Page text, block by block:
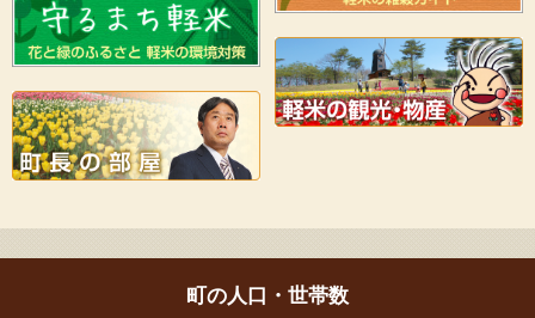
町の人口・世帯数